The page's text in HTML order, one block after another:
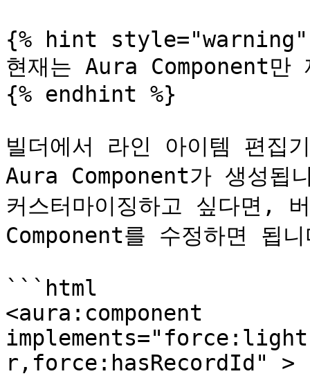
{% hint style="warning"
현재는 Aura Component만
{% endhint %}
빌더에서 라인 아이템 편집
Aura Component가 생성됩
커스터마이징하고 싶다면,
Component를 수정하면 됩
```html
<aura:component